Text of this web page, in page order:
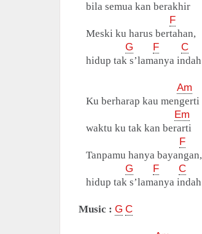
bila semua kan berakhir
F
Meski ku harus bertahan,
G
F
C
hidup tak s’lamanya indah
Am
Ku berharap kau mengerti
Em
waktu ku tak kan berarti
F
Tanpamu hanya bayangan,
G
F
C
hidup tak s’lamanya indah
Music : G C